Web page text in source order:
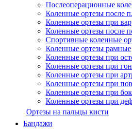
Послеоперационные
Коленные ортезы после
Коленные ортезы при
Коленные ортезы после
Спортивные коленные
Коленные ортезы рамные
Коленные ортезы при
Коленные ортезы при
Коленные ортезы при
Коленные ортезы при
Коленные ортезы при
Коленные ортезы при
Ортезы на пальцы кисти
Бандажи